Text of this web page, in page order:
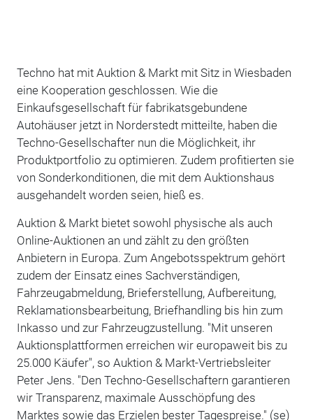
Techno hat mit Auktion & Markt mit Sitz in Wiesbaden
eine Kooperation geschlossen. Wie die
Einkaufsgesellschaft für fabrikatsgebundene
Autohäuser jetzt in Norderstedt mitteilte, haben die
Techno-Gesellschafter nun die Möglichkeit, ihr
Produktportfolio zu optimieren. Zudem profitierten sie
von Sonderkonditionen, die mit dem Auktionshaus
ausgehandelt worden seien, hieß es.
Auktion & Markt bietet sowohl physische als auch
Online-Auktionen an und zählt zu den größten
Anbietern in Europa. Zum Angebotsspektrum gehört
zudem der Einsatz eines Sachverständigen,
Fahrzeugabmeldung, Brieferstellung, Aufbereitung,
Reklamationsbearbeitung, Briefhandling bis hin zum
Inkasso und zur Fahrzeugzustellung. "Mit unseren
Auktionsplattformen erreichen wir europaweit bis zu
25.000 Käufer", so Auktion & Markt-Vertriebsleiter
Peter Jens. "Den Techno-Gesellschaftern garantieren
wir Transparenz, maximale Ausschöpfung des
Marktes sowie das Erzielen bester Tagespreise." (se)